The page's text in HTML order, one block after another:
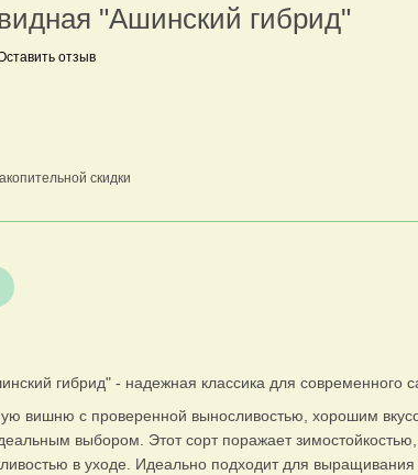
"Ашинский гибрид"
отзыв
скидки
гибрид" - надежная классика для современного
вишню с проверенной выносливостью, хорошим
выбором. Этот сорт поражает
в уходе. Идеально подходит для